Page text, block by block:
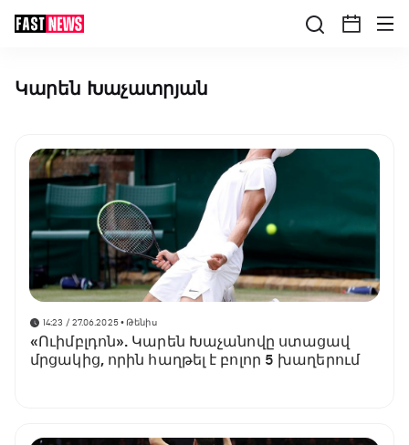
Կարեն Խաչատրյան
14:23 / 27.06.2025• Թենիս
«Ուիմբլդոն». Կարեն Խաչանովը ստացավ
մրցակից, որին հաղթել է բոլոր 5 խաղերում